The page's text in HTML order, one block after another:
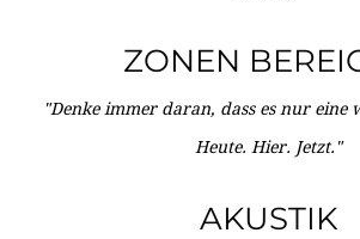
ZONEN
"Denke immer daran, dass es nur eine
Heute. Hier. Jetzt."
AKUSTIK